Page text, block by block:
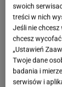
połączenie
stylem.
i elegancji,
tradycyjnym
między
tak
swoich
treści w nich
Jeśli nie
chcesz
„Ustawień
Twoje dane
badania i
serwisów i